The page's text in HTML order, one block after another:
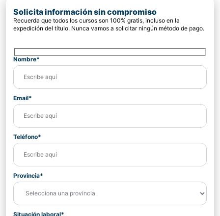
Solicita información sin compromiso
Recuerda que todos los cursos son 100% gratis, incluso en la
expedición del título. Nunca vamos a solicitar ningún método de pago.
Nombre*
Email*
Teléfono*
Provincia*
Situación laboral*